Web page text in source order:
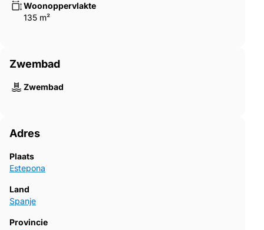
Woonoppervlakte
135 m²
Zwembad
Zwembad
Adres
Plaats
Estepona
Land
Spanje
Provincie